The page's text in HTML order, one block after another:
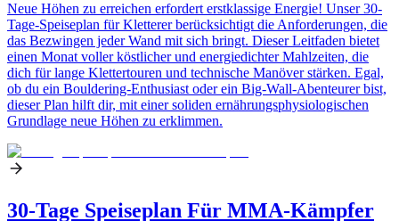
Neue Höhen zu erreichen erfordert erstklassige Energie! Unser 30-
Tage-Speiseplan für Kletterer berücksichtigt die Anforderungen, die
das Bezwingen jeder Wand mit sich bringt. Dieser Leitfaden bietet
einen Monat voller köstlicher und energiedichter Mahlzeiten, die
dich für lange Klettertouren und technische Manöver stärken. Egal,
ob du ein Bouldering-Enthusiast oder ein Big-Wall-Abenteurer bist,
dieser Plan hilft dir, mit einer soliden ernährungsphysiologischen
Grundlage neue Höhen zu erklimmen.
30-Tage Speiseplan Für MMA-Kämpfer